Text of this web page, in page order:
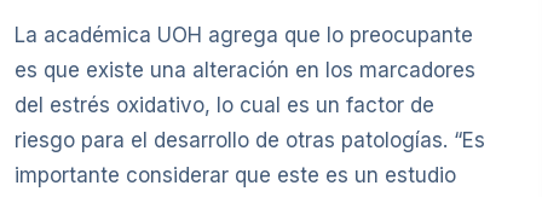
La académica UOH agrega que lo preocupante
es que existe una alteración en los marcadores
del estrés oxidativo, lo cual es un factor de
riesgo para el desarrollo de otras patologías. “Es
importante considerar que este es un estudio